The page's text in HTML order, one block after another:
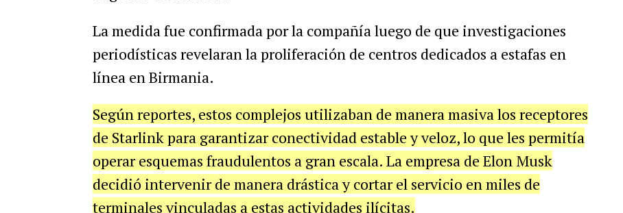
La medida fue confirmada por la compañía luego de que investigaciones
periodísticas revelaran la proliferación de centros dedicados a estafas en
línea en Birmania.
Según reportes, estos complejos utilizaban de manera masiva los receptores
de Starlink para garantizar conectividad estable y veloz, lo que les permitía
operar esquemas fraudulentos a gran escala. La empresa de Elon Musk
decidió intervenir de manera drástica y cortar el servicio en miles de
terminales vinculadas a estas actividades ilícitas.